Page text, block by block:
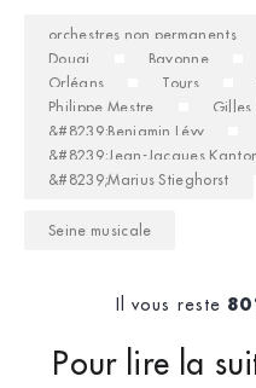
orchestres non permanents
Douai
Bayonne
Orléans
Tours
Philippe Mestre
&#8239;Benjamin Lévy
&#8239;Jean-Jacques
&#8239;Marius Stieghorst
Seine musicale
Il vous reste
Pour lire la